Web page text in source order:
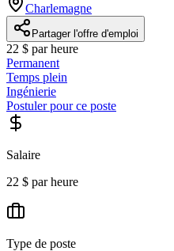
Charlemagne
Partager l'offre d'emploi
22 $ par heure
Permanent
Temps plein
Ingénierie
Postuler pour ce poste
Salaire
22 $ par heure
Type de poste